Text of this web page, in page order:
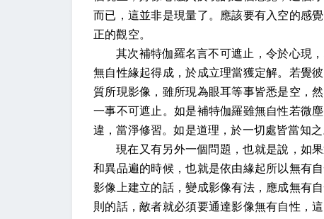
而已，這並非是現量了。應該要有入空的感
正的觀空。
其次補特伽羅名言不可遮止，令於心現
無自性緣起得成，於成立理當獲定解。若覺
質所現影像，雖所現為眼耳等事皆悉是空，
一事不可遮止。如是補特伽羅雖無自性若微
違，當淨修習。如是道理，於一切處皆當知之
現在又有另外一個問題，也就是說，如
和異品遍的時候，也就是依由緣起所以無有
影像上建立的話，變成影像有法，應成無有
則的話，敵者就必須要通達影像無有自性，